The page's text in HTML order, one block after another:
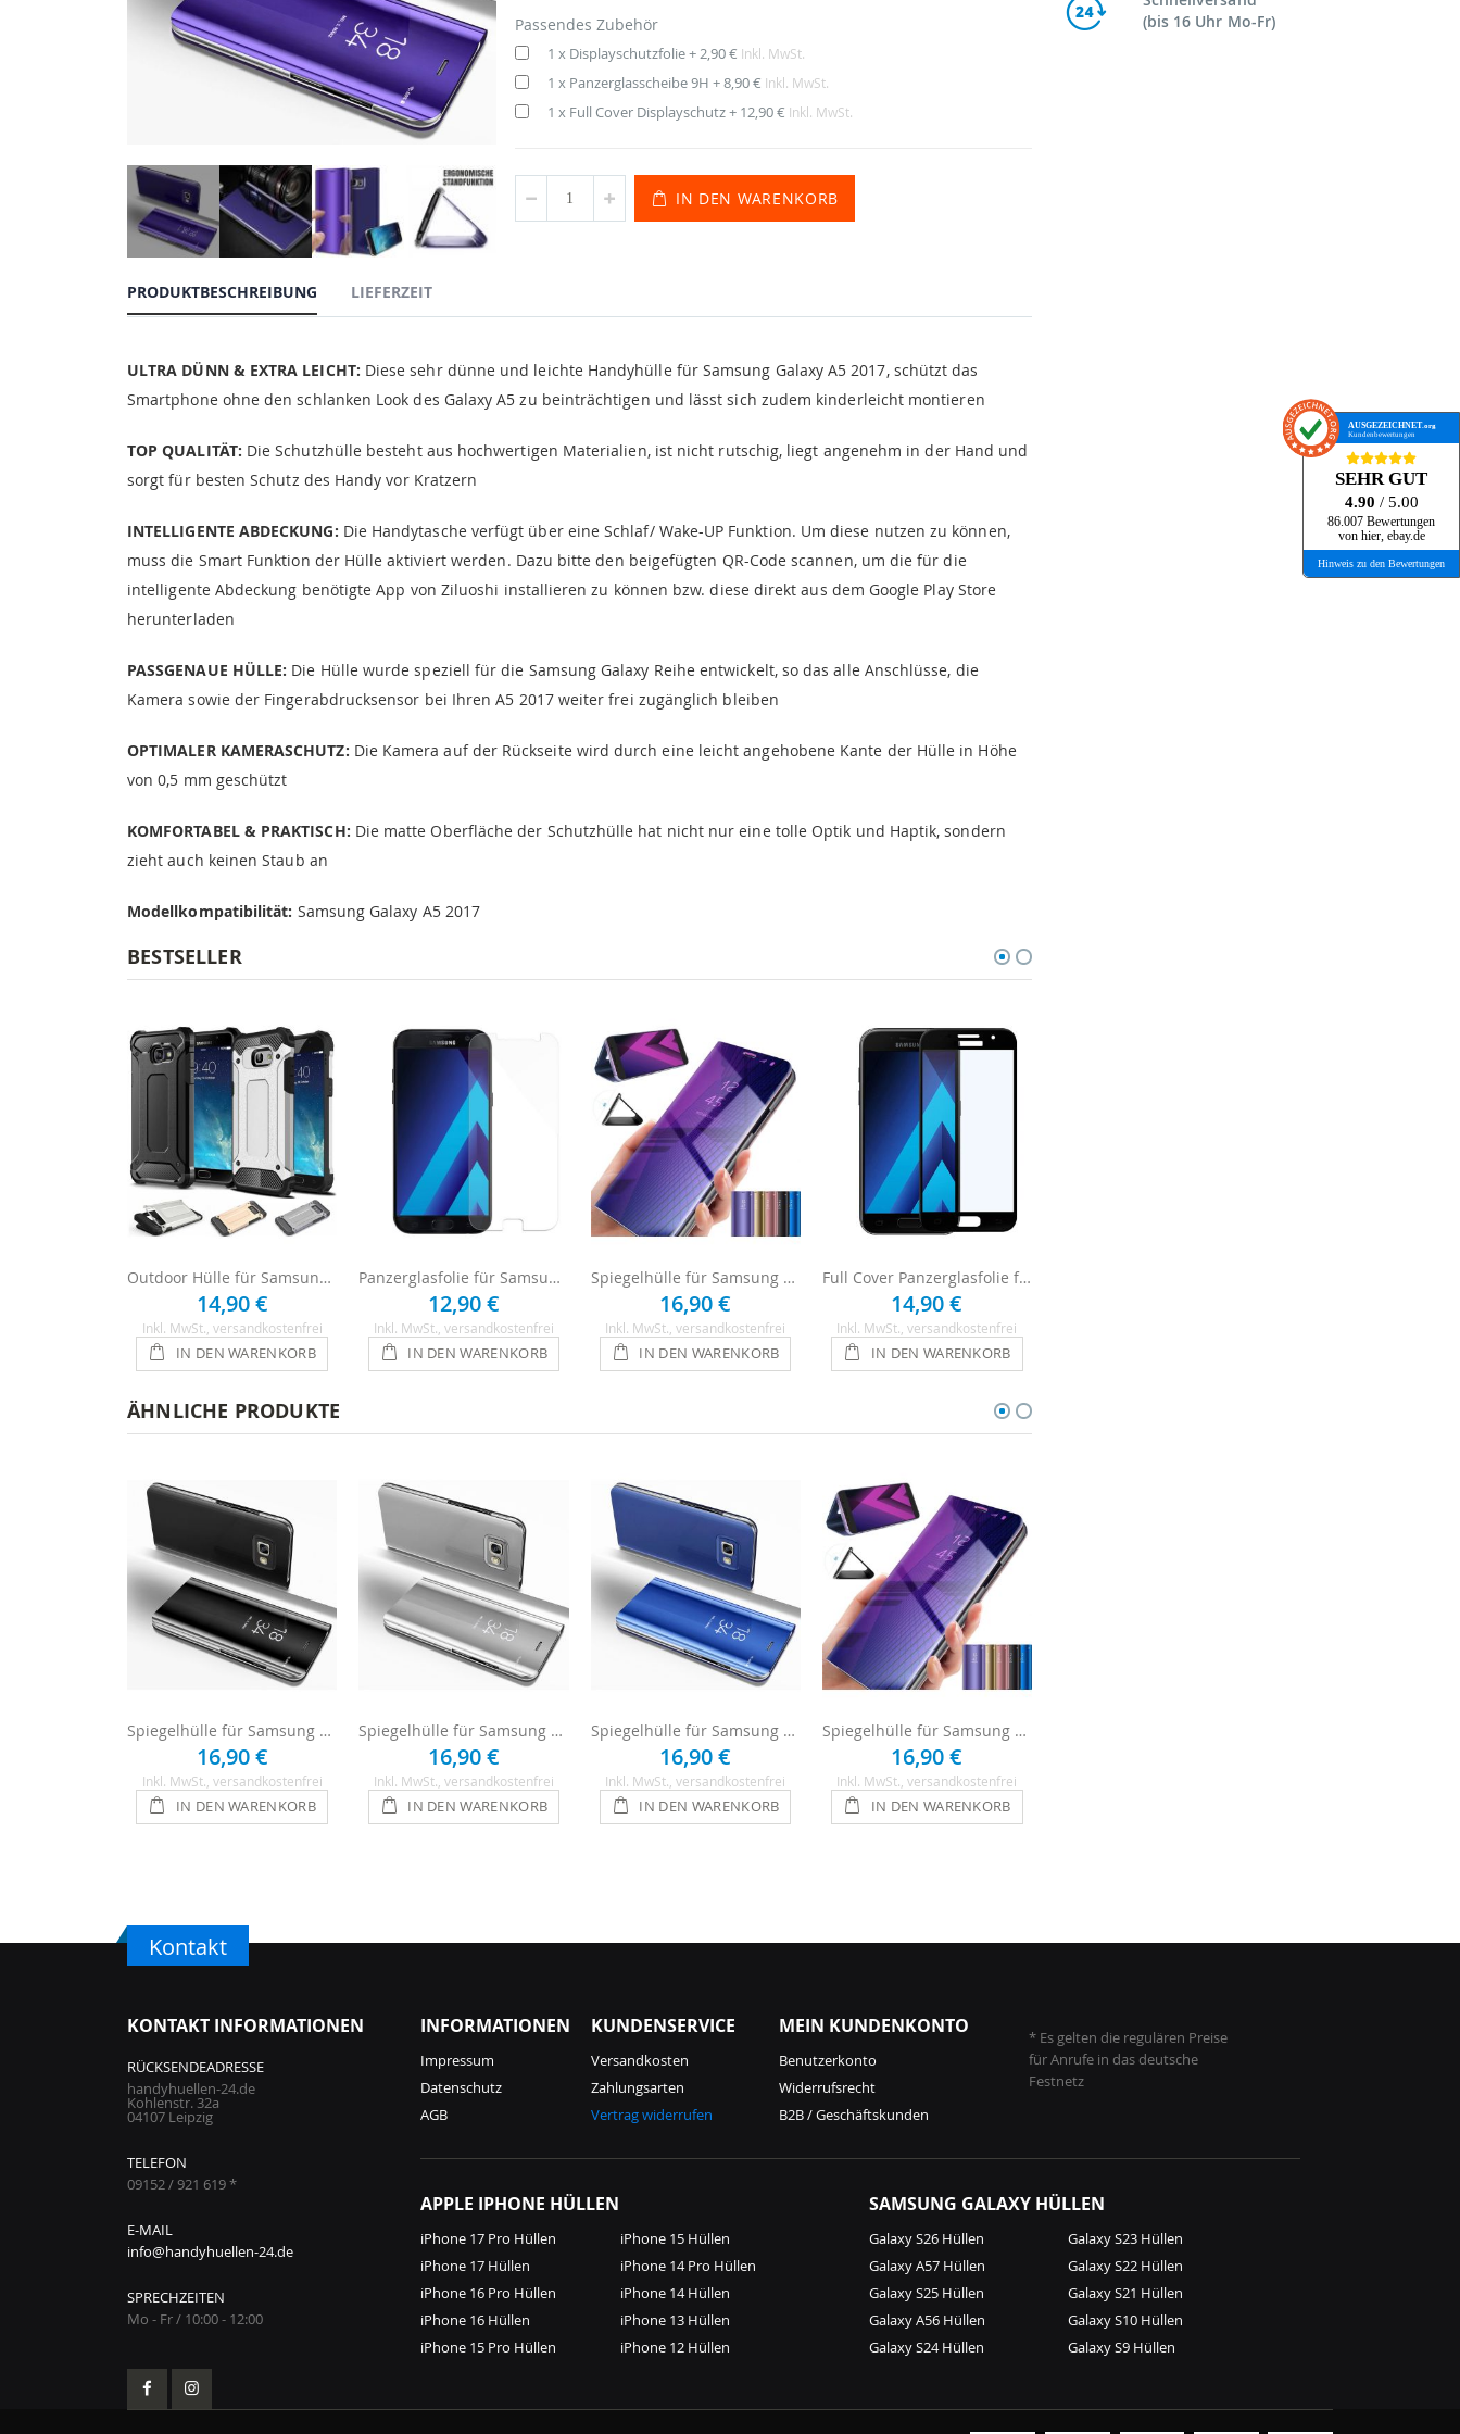
Passendes Zubehör
1 x Displayschutzfolie+2,90 € Inkl. MwSt.
1 x Panzerglasscheibe 9H+8,90 € Inkl. MwSt.
1 x Full Cover Displayschutz+ 12,90 € Inkl. MwSt.
IN DEN WARENKORB
PRODUKTBESCHREIBUNG
ULTRA DÜNN & EXTRA LEICHT: Diese sehr dünne und leichte Handyhülle für Samsung Galaxy A5 2017, schützt das
Smartphone ohne den schlanken Look des Galaxy A5 zu beinträchtigen und lässt sich zudem kinderleicht montieren
TOP QUALITÄT: Die Schutzhülle besteht aus hochwertigen Materialien, ist nicht rutschig, liegt angenehm in der Hand und
sorgt für besten Schutz des Handy vor Kratzern
INTELLIGENTE ABDECKUNG: Die Handytasche verfügt über eine Schlaf/ Wake-UP Funktion. Um diese nutzen zu können,
muss die Smart Funktion der Hülle aktiviert werden. Dazu bitte den beigefügten QR-Code scannen, um die für die
intelligente Abdeckung benötigte App von Ziluoshi installieren zu können bzw. diese direkt aus dem Google Play Store
herunterladen
PASSGENAUE HÜLLE: Die Hülle wurde speziell für die Samsung Galaxy Reihe entwickelt, so das alle Anschlüsse, die
Kamera sowie der Fingerabdrucksensor bei Ihren A5 2017 weiter frei zugänglich bleiben
OPTIMALER KAMERASCHUTZ: Die Kamera auf der Rückseite wird durch eine leicht angehobene Kante der Hülle in Höhe
von 0,5 mm geschützt
KOMFORTABEL & PRAKTISCH: Die matte Oberfläche der Schutzhülle hat nicht nur eine tolle Optik und Haptik, sondern
zieht auch keinen Staub an
Modellkompatibilität: Samsung Galaxy A5 2017
LIEFERZEIT
BESTSELLER
Outdoor Hülle für Samsung Galaxy A5 2017
14,90 €
Inkl. MwSt. , versandkostenfrei
IN DEN WARENKORB
Panzerglasfolie für Samsung Galaxy A5 2017
12,90 €
Inkl. MwSt. , versandkostenfrei
IN DEN WARENKORB
Spiegelhülle für Samsung Galaxy A5 2017
16,90 €
Inkl. MwSt. , versandkostenfrei
IN DEN WARENKORB
Full Cover Panzerglasfolie für Galaxy A5 2017
14,90 €
Inkl. MwSt. , versandkostenfrei
IN DEN WARENKORB
ÄHNLICHE PRODUKTE
Spiegelhülle für Samsung Galaxy A5 2017 - Schwarz
16,90 €
Inkl. MwSt. , versandkostenfrei
IN DEN WARENKORB
Spiegelhülle für Samsung Galaxy A5 2017 - Silber
16,90 €
Inkl. MwSt. , versandkostenfrei
IN DEN WARENKORB
Spiegelhülle für Samsung Galaxy A5 2017 - Blau
16,90 €
Inkl. MwSt. , versandkostenfrei
IN DEN WARENKORB
Spiegelhülle für Samsung Galaxy A5 2017
16,90 €
Inkl. MwSt. , versandkostenfrei
IN DEN WARENKORB
(bis 16 Uhr Mo-Fr)
Kontakt
KONTAKT INFORMATIONEN
RÜCKSENDEADRESSE
handyhuellen-24.de
Kohlenstr. 32a
04107 Leipzig
TELEFON
09152 / 921 619 *
E-MAIL
info@handyhuellen-24.de
SPRECHZEITEN
Mo - Fr / 10:00 - 12:00
INFORMATIONEN
Impressum
Datenschutz
AGB
KUNDENSERVICE
Versandkosten
Zahlungsarten
Vertrag widerrufen
MEIN KUNDENKONTO
Benutzerkonto
Widerrufsrecht
B2B / Geschäftskunden
* Es gelten die regulären Preise
für Anrufe in das deutsche
Festnetz
APPLE IPHONE HÜLLEN
iPhone 17 Pro Hüllen
iPhone 17 Hüllen
iPhone 16 Pro Hüllen
iPhone 16 Hüllen
iPhone 15 Pro Hüllen
iPhone 15 Hüllen
iPhone 14 Pro Hüllen
iPhone 14 Hüllen
iPhone 13 Hüllen
iPhone 12 Hüllen
SAMSUNG GALAXY HÜLLEN
Galaxy S26 Hüllen
Galaxy A57 Hüllen
Galaxy S25 Hüllen
Galaxy A56 Hüllen
Galaxy S24 Hüllen
Galaxy S23 Hüllen
Galaxy S22 Hüllen
Galaxy S21 Hüllen
Galaxy S10 Hüllen
Galaxy S9 Hüllen
AUSGEZEICHNET.org
Kundenbewertungen
SEHR GUT
4.90 / 5.00
86.007 Bewertungen
von hier, ebay.de
Hinweis zu den Bewertungen